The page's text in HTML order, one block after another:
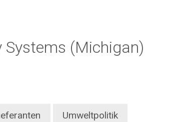
Systems (Michigan)
Umweltpolitik